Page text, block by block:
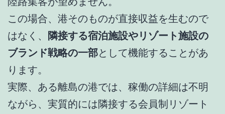
この場合、港そのものが直接収益を生むので
はなく、
隣接する宿泊施設やリゾート施設の
ブランド戦略の一部として機能することがあ
ります。
実際、ある離島の港では、稼働の詳細は不明
ながら、実質的には隣接する会員制リゾート